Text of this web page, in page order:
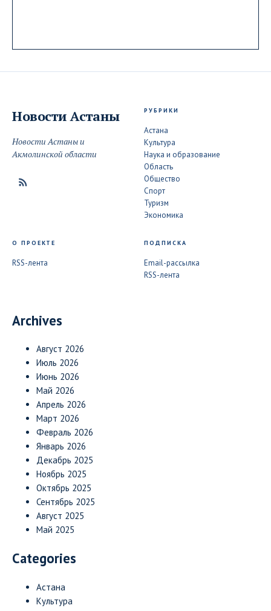
Новости Астаны
Новости Астаны и
Акмолинской области
РУБРИКИ
Астана
Культура
Наука и образование
Область
Общество
Спорт
Туризм
Экономика
О ПРОЕКТЕ
RSS-лента
ПОДПИСКА
Email-рассылка
RSS-лента
Archives
Август 2026
Июль 2026
Июнь 2026
Май 2026
Апрель 2026
Март 2026
Февраль 2026
Январь 2026
Декабрь 2025
Ноябрь 2025
Октябрь 2025
Сентябрь 2025
Август 2025
Май 2025
Categories
Астана
Культура